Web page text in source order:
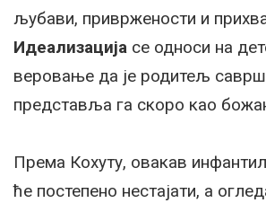
љубави, привржености и
Идеализација се односи на
веровање да је родитељ
представља га скоро као
Према Кохуту, овакав
ће постепено нестајати, а